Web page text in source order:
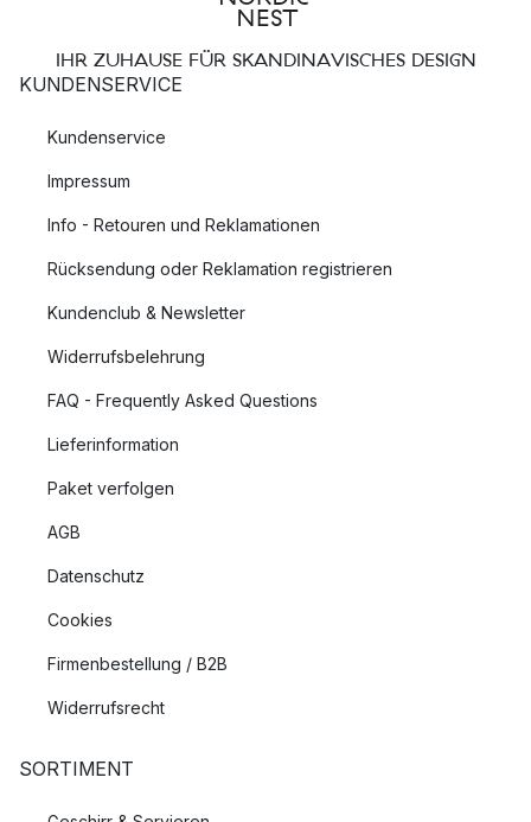
IHR ZUHAUSE FÜR SKANDINAVISCHES DESIGN
KUNDENSERVICE
Kundenservice
Impressum
Info - Retouren und Reklamationen
Rücksendung oder Reklamation registrieren
Kundenclub & Newsletter
Widerrufsbelehrung
FAQ - Frequently Asked Questions
Lieferinformation
Paket verfolgen
AGB
Datenschutz
Cookies
Firmenbestellung / B2B
Widerrufsrecht
SORTIMENT